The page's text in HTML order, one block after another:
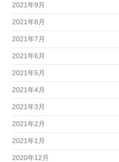
2021年9月
2021年8月
2021年7月
2021年6月
2021年5月
2021年4月
2021年3月
2021年2月
2021年1月
2020年12月